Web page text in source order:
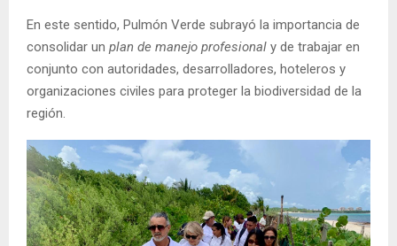
En este sentido, Pulmón Verde subrayó la importancia de
consolidar un plan de manejo profesional y de trabajar en
conjunto con autoridades, desarrolladores, hoteleros y
organizaciones civiles para proteger la biodiversidad de la
región.